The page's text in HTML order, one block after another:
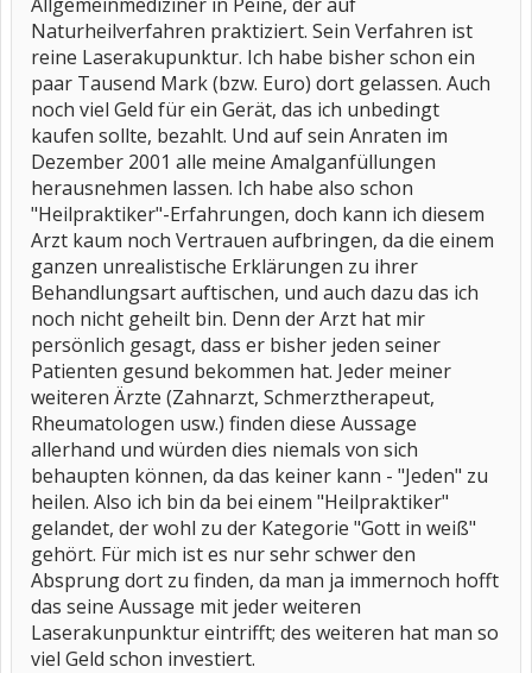
Naturheilverfahren praktiziert. Sein Verfahren ist
reine Laserakupunktur. Ich habe bisher schon ein
paar Tausend Mark (bzw. Euro) dort gelassen. Auch
noch viel Geld für ein Gerät, das ich unbedingt
kaufen sollte, bezahlt. Und auf sein Anraten im
Dezember 2001 alle meine Amalganfüllungen
herausnehmen lassen. Ich habe also schon
"Heilpraktiker"-Erfahrungen, doch kann ich diesem
Arzt kaum noch Vertrauen aufbringen, da die einem
ganzen unrealistische Erklärungen zu ihrer
Behandlungsart auftischen, und auch dazu das ich
noch nicht geheilt bin. Denn der Arzt hat mir
persönlich gesagt, dass er bisher jeden seiner
Patienten gesund bekommen hat. Jeder meiner
weiteren Ärzte (Zahnarzt, Schmerztherapeut,
Rheumatologen usw.) finden diese Aussage
allerhand und würden dies niemals von sich
behaupten können, da das keiner kann - "Jeden" zu
heilen. Also ich bin da bei einem "Heilpraktiker"
gelandet, der wohl zu der Kategorie "Gott in weiß"
gehört. Für mich ist es nur sehr schwer den
Absprung dort zu finden, da man ja immernoch hofft
das seine Aussage mit jeder weiteren
Laserakunpunktur eintrifft; des weiteren hat man so
viel Geld schon investiert.